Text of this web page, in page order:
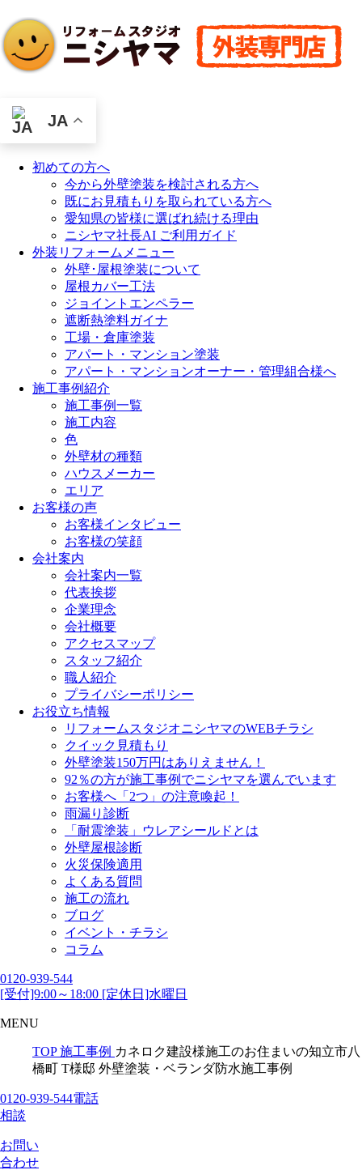
JA
初めての方へ
今から外壁塗装を検討される方へ
既にお見積もりを取られている方へ
愛知県の皆様に選ばれ続ける理由
ニシヤマ社長AI ご利用ガイド
外装リフォームメニュー
外壁･屋根塗装について
屋根カバー工法
ジョイントエンペラー
遮断熱塗料ガイナ
工場・倉庫塗装
アパート・マンション塗装
アパート・マンションオーナー・管理組合様へ
施工事例紹介
施工事例一覧
施工内容
色
外壁材の種類
ハウスメーカー
エリア
お客様の声
お客様インタビュー
お客様の笑顔
会社案内
会社案内一覧
代表挨拶
企業理念
会社概要
アクセスマップ
スタッフ紹介
職人紹介
プライバシーポリシー
お役立ち情報
リフォームスタジオニシヤマのWEBチラシ
クイック見積もり
外壁塗装150万円はありえません！
92％の方が施工事例でニシヤマを選んでいます
お客様へ「2つ」の注意喚起！
雨漏り診断
「耐震塗装」ウレアシールドとは
外壁屋根診断
火災保険適用
よくある質問
施工の流れ
ブログ
イベント・チラシ
コラム
0120-939-544
[受付]9:00～18:00 [定休日]水曜日
MENU
TOP 施工事例 カネロク建設様施工のお住まいの知立市八
橋町 T様邸 外壁塗装・ベランダ防水施工事例
0120-939-544電話
相談
お問い
合わせ